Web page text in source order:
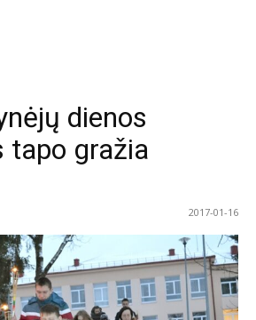
dienos
tapo gražia
2017-01-16